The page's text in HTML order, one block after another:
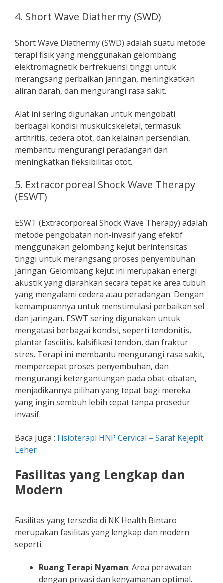
4. Short Wave Diathermy (SWD)
Short Wave Diathermy (SWD) adalah suatu metode
terapi fisik yang menggunakan gelombang
elektromagnetik berfrekuensi tinggi untuk
merangsang perbaikan jaringan, meningkatkan
aliran darah, dan mengurangi rasa sakit.
Alat ini sering digunakan untuk mengobati
berbagai kondisi muskuloskeletal, termasuk
arthritis, cedera otot, dan kelainan persendian,
membantu mengurangi peradangan dan
meningkatkan fleksibilitas otot.
5. Extracorporeal Shock Wave Therapy
(ESWT)
ESWT (Extracorporeal Shock Wave Therapy) adalah
metode pengobatan non-invasif yang efektif
menggunakan gelombang kejut berintensitas
tinggi untuk merangsang proses penyembuhan
jaringan. Gelombang kejut ini merupakan energi
akustik yang diarahkan secara tepat ke area tubuh
yang mengalami cedera atau peradangan. Dengan
kemampuannya untuk menstimulasi perbaikan sel
dan jaringan, ESWT sering digunakan untuk
mengatasi berbagai kondisi, seperti tendonitis,
plantar fasciitis, kalsifikasi tendon, dan fraktur
stres. Terapi ini membantu mengurangi rasa sakit,
mempercepat proses penyembuhan, dan
mengurangi ketergantungan pada obat-obatan,
menjadikannya pilihan yang tepat bagi mereka
yang ingin sembuh lebih cepat tanpa prosedur
invasif.
Baca Juga : Fisioterapi HNP Cervical – Saraf Kejepit
Leher
Fasilitas yang Lengkap dan
Modern
Fasilitas yang tersedia di NK Health Bintaro
merupakan fasilitas yang lengkap dan modern
seperti.
Ruang Terapi Nyaman: Area perawatan
dengan privasi dan kenyamanan optimal.